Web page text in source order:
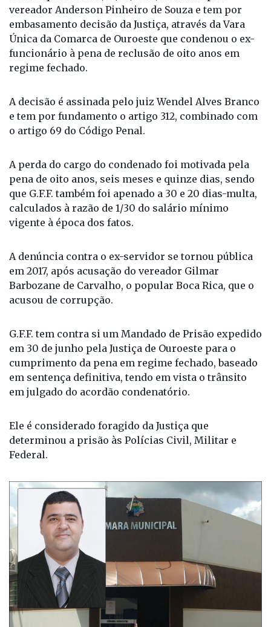
O ato normativo da presidência foi publicado na
última quarta-feira, 19/07/2023, assinado pelo
vereador Anderson Pinheiro de Souza e tem por
embasamento decisão da Justiça, através da Vara
Única da Comarca de Ouroeste que condenou o ex-
regime fechado.
A decisão é assinada pelo juiz Wendel Alves Branco
o artigo 69 do Código Penal.
A perda do cargo do condenado foi motivada pela
pena de oito anos, seis meses e quinze dias, sendo
que G.F.F. também foi apenado a 30 e 20 dias-multa,
vigente à época dos fatos.
A denúncia contra o ex-servidor se tornou pública
em 2017, após acusação do vereador Gilmar
acusou de corrupção.
G.F.F. tem contra si um Mandado de Prisão expedido
em 30 de junho pela Justiça de Ouroeste para o
cumprimento da pena em regime fechado, baseado
em julgado do acordão condenatório.
Federal.